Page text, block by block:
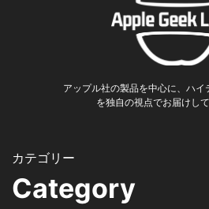
アップル社の製品を中心に、ハイ
を独自の視点でお届けして
Category